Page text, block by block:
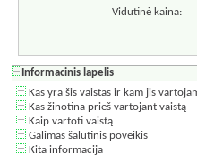
Vidutinė kaina:
Informacinis lapelis
Kas yra šis vaistas ir kam jis
Kas žinotina prieš vartojant vaistą
Kaip vartoti vaistą
Galimas šalutinis poveikis
Kita informacija